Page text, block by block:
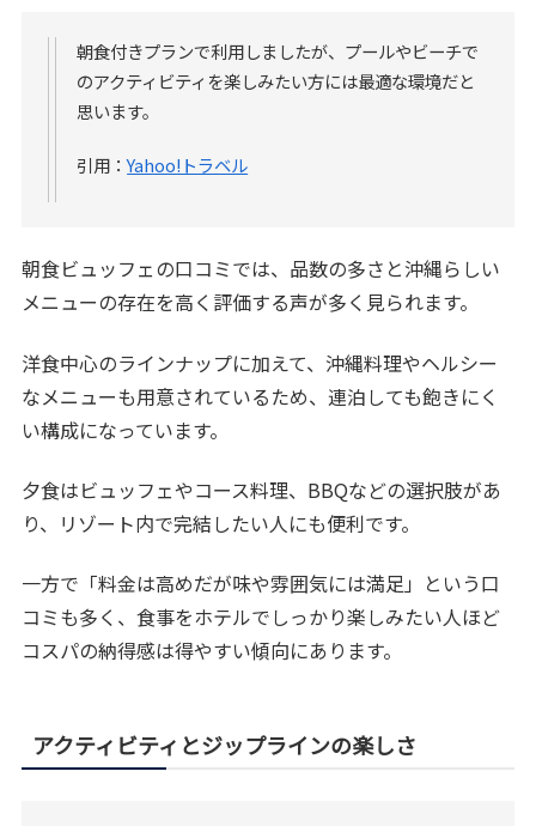
朝食付きプランで利用しましたが、プールやビーチで
のアクティビティを楽しみたい方には最適な環境だと
思います。
引用：Yahoo!トラベル
朝食ビュッフェの口コミでは、品数の多さと沖縄らしい
メニューの存在を高く評価する声が多く見られます。
洋食中心のラインナップに加えて、沖縄料理やヘルシー
なメニューも用意されているため、連泊しても飽きにく
い構成になっています。
夕食はビュッフェやコース料理、BBQなどの選択肢があ
り、リゾート内で完結したい人にも便利です。
一方で「料金は高めだが味や雰囲気には満足」という口
コミも多く、食事をホテルでしっかり楽しみたい人ほど
コスパの納得感は得やすい傾向にあります。
アクティビティとジップラインの楽しさ